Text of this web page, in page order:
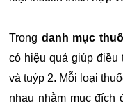
Trong danh mục
có hiệu quả giúp
và tuýp 2. Mỗi loại
nhau nhằm mục đích